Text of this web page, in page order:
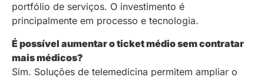
portfólio de serviços. O investimento é
principalmente em processo e tecnologia.
É possível aumentar o ticket médio sem contratar
mais médicos?
Sim. Soluções de telemedicina permitem ampliar o